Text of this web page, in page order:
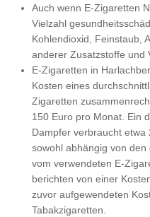
Auch wenn E-Zigaretten
Vielzahl
Kohlendioxid, Feinstaub,
anderer Zusatzstoffe und
E-Zigaretten in
Kosten eines
Zigaretten
150 Euro pro Monat. Ein
Dampfer verbraucht etwa
sowohl abhängig von
vom verwendeten E-
berichten von einer
zuvor aufgewendeten
Tabakzigaretten.